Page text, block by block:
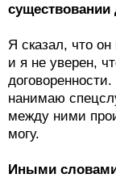
Я сказал, что
и я не уверен,
нанимаю
между ними
могу.
Иными